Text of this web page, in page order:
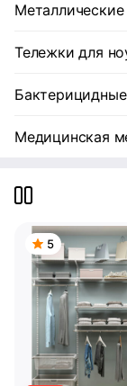
Тележки для
Медицинская
5